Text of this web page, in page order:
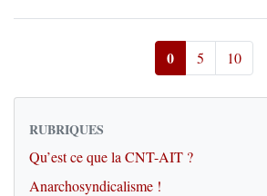
0 5 10
RUBRIQUES
Qu’est ce que la CNT-AIT ?
Anarchosyndicalisme !